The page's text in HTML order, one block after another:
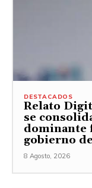
DESTACADOS
Relato
se
dominante
gobierno
8 Agosto, 2026